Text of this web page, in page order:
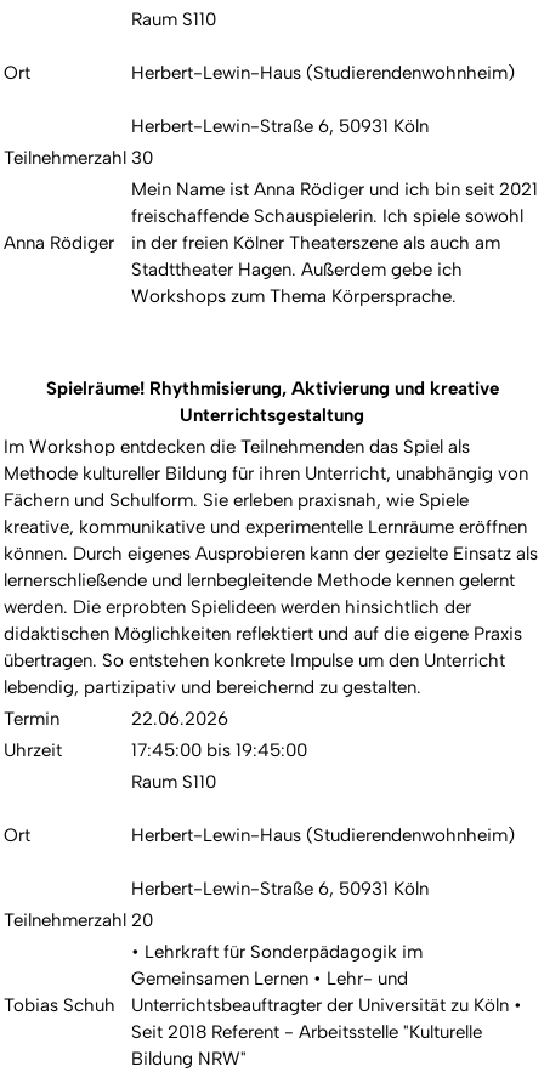
Ort
Raum S110
Herbert-Lewin-Haus (Studierendenwohnheim)
Herbert-Lewin-Straße 6, 50931 Köln
Teilnehmerzahl 30
Anna Rödiger
Mein Name ist Anna Rödiger und ich bin seit 2021
freischaffende Schauspielerin. Ich spiele sowohl
in der freien Kölner Theaterszene als auch am
Stadttheater Hagen. Außerdem gebe ich
Workshops zum Thema Körpersprache.
Spielräume! Rhythmisierung, Aktivierung und kreative
Unterrichtsgestaltung
Im Workshop entdecken die Teilnehmenden das Spiel als
Methode kultureller Bildung für ihren Unterricht, unabhängig von
Fächern und Schulform. Sie erleben praxisnah, wie Spiele
kreative, kommunikative und experimentelle Lernräume eröffnen
können. Durch eigenes Ausprobieren kann der gezielte Einsatz als
lernerschließende und lernbegleitende Methode kennen gelernt
werden. Die erprobten Spielideen werden hinsichtlich der
didaktischen Möglichkeiten reflektiert und auf die eigene Praxis
übertragen. So entstehen konkrete Impulse um den Unterricht
lebendig, partizipativ und bereichernd zu gestalten.
Termin
22.06.2026
Uhrzeit
17:45:00 bis 19:45:00
Ort
Raum S110
Herbert-Lewin-Haus (Studierendenwohnheim)
Herbert-Lewin-Straße 6, 50931 Köln
Teilnehmerzahl 20
Tobias Schuh
• Lehrkraft für Sonderpädagogik im
Gemeinsamen Lernen • Lehr- und
Unterrichtsbeauftragter der Universität zu Köln •
Seit 2018 Referent - Arbeitsstelle "Kulturelle
Bildung NRW"